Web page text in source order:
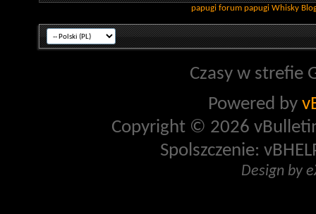
papugi forum papugi Whisky
Czasy w strefie
Powered by
Copyright © 2026
Spolszczenie:
Design by